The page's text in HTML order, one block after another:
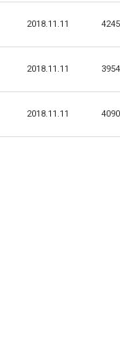
2018.11.11
2018.11.11
2018.11.11